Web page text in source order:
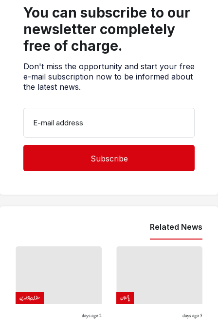
You can subscribe to our
newsletter completely
free of charge.
Don't miss the opportunity and start your free
e-mail subscription now to be informed about
the latest news.
E-mail address
Related News
منڈی بہاؤالدین
2 days ago
پاکستان
5 days ago